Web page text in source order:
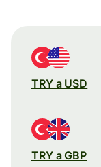
TRY a USD
TRY a GBP